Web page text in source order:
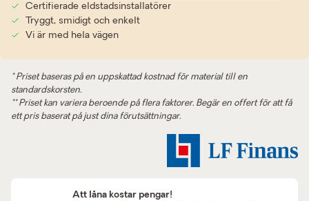
Certifierade eldstadsinstallatörer
Tryggt, smidigt och enkelt
Vi är med hela vägen
* Priset baseras på en uppskattad kostnad för material till en
standardskorsten.
** Priset kan variera beroende på flera faktorer. Begär en offert för att få
ett pris baserat på just dina förutsättningar.
Att låna kostar pengar!